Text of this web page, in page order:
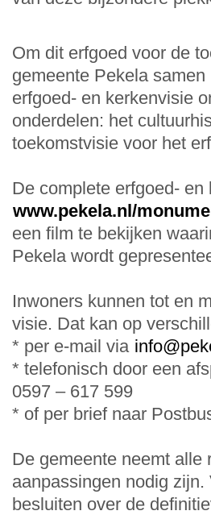
Om dit erfgoed voor de
gemeente Pekela
erfgoed- en kerkenvisie
onderdelen: het
toekomstvisie voor het
De complete erfgoed-
www.pekela.nl/
een film te bekijken
Pekela wordt
Inwoners kunnen tot en
visie. Dat kan op
* per e-mail via
* telefonisch door een
0597 – 617 599
* of per brief naar
De gemeente neemt alle
aanpassingen nodig
besluiten over de